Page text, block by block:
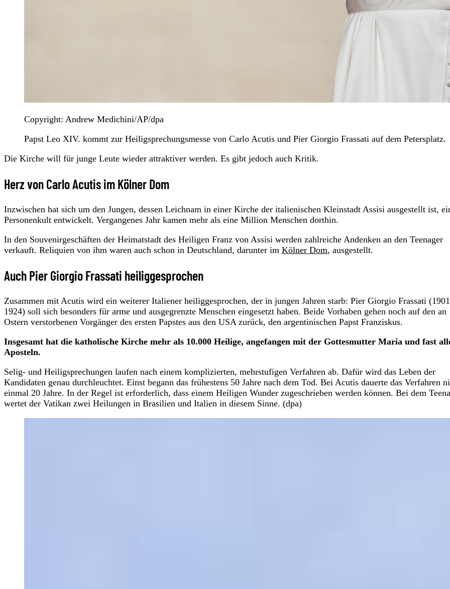
Copyright: Andrew Medichini/AP/dpa
Papst Leo XIV. kommt zur Heiligsprechungsmesse von Carlo Acutis und Pier Giorgio Frassati auf dem Petersplatz.
Die Kirche will für junge Leute wieder attraktiver werden. Es gibt jedoch auch Kritik.
Herz von Carlo Acutis im Kölner Dom
Inzwischen hat sich um den Jungen, dessen Leichnam in einer Kirche der italienischen Kleinstadt Assisi ausgestellt ist,
Personenkult entwickelt. Vergangenes Jahr kamen mehr als eine Million Menschen dorthin.
In den Souvenirgeschäften der Heimatstadt des Heiligen Franz von Assisi werden zahlreiche Andenken an den Teenager
verkauft. Reliquien von ihm waren auch schon in Deutschland, darunter im Kölner Dom, ausgestellt.
Auch Pier Giorgio Frassati heiliggesprochen
Zusammen mit Acutis wird ein weiterer Italiener heiliggesprochen, der in jungen Jahren starb: Pier Giorgio Frassati
1924) soll sich besonders für arme und ausgegrenzte Menschen eingesetzt haben. Beide Vorhaben gehen noch auf den an
Ostern verstorbenen Vorgänger des ersten Papstes aus den USA zurück, den argentinischen Papst Franziskus.
Insgesamt hat die katholische Kirche mehr als 10.000 Heilige, angefangen mit der Gottesmutter Maria und fast
Aposteln.
Selig- und Heiligsprechungen laufen nach einem komplizierten, mehrstufigen Verfahren ab. Dafür wird das Leben der
Kandidaten genau durchleuchtet. Einst begann das frühestens 50 Jahre nach dem Tod. Bei Acutis dauerte das Verfahren
einmal 20 Jahre. In der Regel ist erforderlich, dass einem Heiligen Wunder zugeschrieben werden können. Bei dem
wertet der Vatikan zwei Heilungen in Brasilien und Italien in diesem Sinne. (dpa)